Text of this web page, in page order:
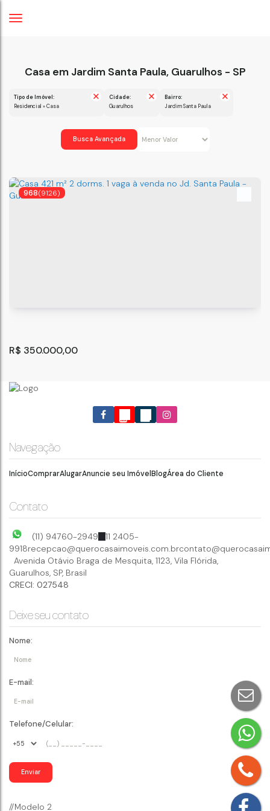
Casa em Jardim Santa Paula, Guarulhos - SP
Tipo de Imóvel:
Residencial » Casa
Cidade:
Guarulhos
Bairro:
Jardim Santa Paula
Busca Avançada
968(9126)
Casa 421 m² 2 dorms. 1 vaga à venda no Jd. Santa
R$ 350.000,00
2
421.00m² 1
Navegação
InícioComprarAlugarAnuncie seu ImóvelBlogÁrea do Cliente
Contato
(11) 94760-2949
11 2405-
9918recepcao@querocasaimoveis.com.br
Avenida Otávio Braga de Mesquita, 1123, Vila Flórida,
Guarulhos, SP, Brasil
CRECI: 027548
Deixe seu contato
Nome:
E-mail:
Telefone/Celular:
//Modelo 2